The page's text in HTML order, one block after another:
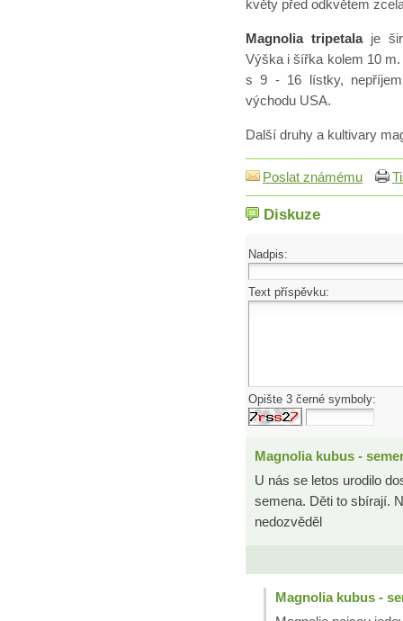
květy před odkvětem
Magnolia tripetalaje
Výška i šířka kolem 10
s 9 - 16 lístky,
východu USA.
Další druhy a kultivary
Poslat známému
Diskuze
Nadpis:
Text příspěvku:
Opište 3 černé symboly:
Magnolia kubus -
U nás se letos urodilo
semena. Děti to sbírají.
nedozvěděl
Magnolia kubus -